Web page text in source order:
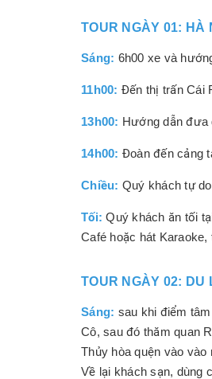
TOUR NGÀY 01: HÀ
Sáng: 6h00 xe và
11h00: Đến thị trấn Cái
13h00: Hướng dẫn đưa
14h00: Đoàn đến cảng
Chiều: Quý khách tự
Tối: Quý khách ăn tối
Café hoặc hát
TOUR NGÀY 02: DU
Sáng: sau khi điểm
Cô, sau đó thăm quan
Thủy hòa quện vào
Về lại khách sạn, dùng